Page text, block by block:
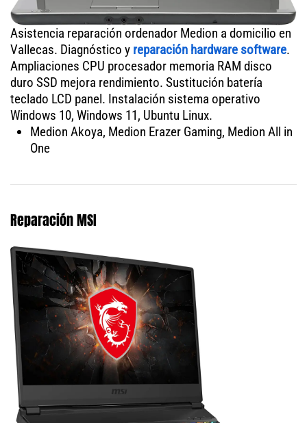
Asistencia reparación ordenador Medion a domicilio en
Vallecas. Diagnóstico y reparación hardware software.
Ampliaciones CPU procesador memoria RAM disco
duro SSD mejora rendimiento. Sustitución batería
teclado LCD panel. Instalación sistema operativo
Windows 10, Windows 11, Ubuntu Linux.
Medion Akoya, Medion Erazer Gaming, Medion All in
One
Reparación MSI